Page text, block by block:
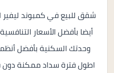
شقق للبيع في كمبوند
أيضا بأفضل الأسعار
وحدتك السكنية بأفضل
اطول فترة سداد ممكنة